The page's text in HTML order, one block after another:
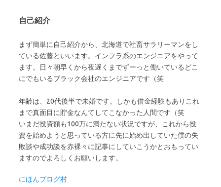
自己紹介
まず簡単に自己紹介から、北海道で社畜サラリーマンをし
ている佐藤といいます。インフラ系のエンジニアをやって
ます。日々朝早くから夜遅くまでずーっと働いているどこ
にでもいるブラック会社のエンジニアです（笑
年齢は、20代後半で未婚です。しかも借金経験もありこれ
まで真面目に貯金なんてしてこなかった人間です（笑
いまだ投資額も100万に満たない状況ですが、これから投
資を始めようと思っている方に先に始め出していた僕の失
敗談や成功談を赤裸々に記事にしていこうかとおもってい
ますのでよろしくお願いします。
にほんブログ村